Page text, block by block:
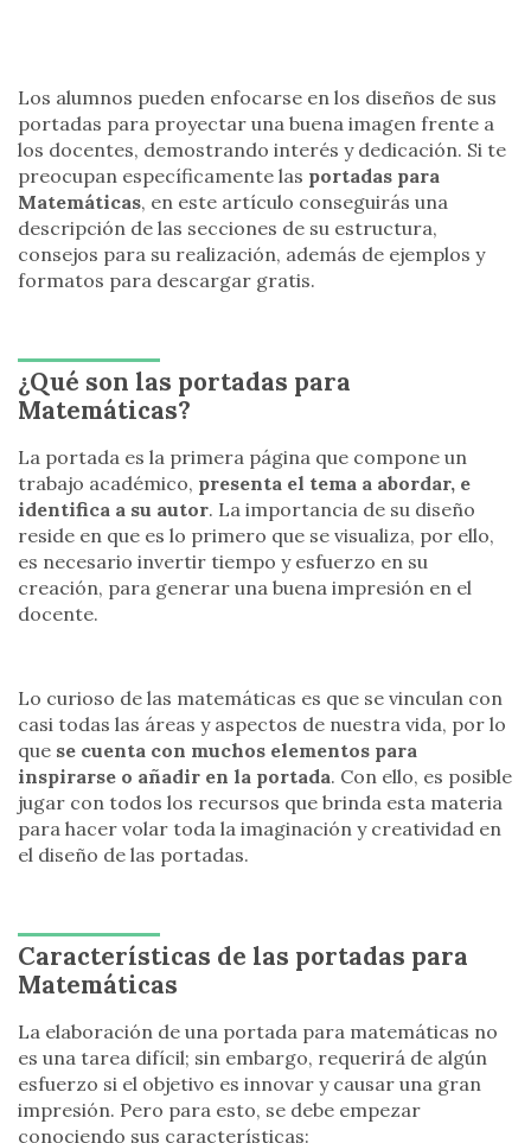
Los alumnos pueden enfocarse en los diseños de sus
portadas para proyectar una buena imagen frente a
los docentes, demostrando interés y dedicación. Si te
preocupan específicamente las portadas para
Matemáticas, en este artículo conseguirás una
descripción de las secciones de su estructura,
consejos para su realización, además de ejemplos y
formatos para descargar gratis.
¿Qué son las portadas para
Matemáticas?
La portada es la primera página que compone un
trabajo académico, presenta el tema a abordar, e
identifica a su autor. La importancia de su diseño
reside en que es lo primero que se visualiza, por ello,
es necesario invertir tiempo y esfuerzo en su
creación, para generar una buena impresión en el
docente.
Lo curioso de las matemáticas es que se vinculan con
casi todas las áreas y aspectos de nuestra vida, por lo
que se cuenta con muchos elementos para
inspirarse o añadir en la portada. Con ello, es posible
jugar con todos los recursos que brinda esta materia
para hacer volar toda la imaginación y creatividad en
el diseño de las portadas.
Características de las portadas para
Matemáticas
La elaboración de una portada para matemáticas no
es una tarea difícil; sin embargo, requerirá de algún
esfuerzo si el objetivo es innovar y causar una gran
impresión. Pero para esto, se debe empezar
conociendo sus características: